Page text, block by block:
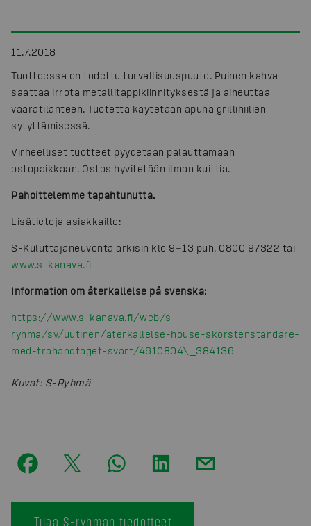
11.7.2018
Tuotteessa on todettu turvallisuuspuute. Puinen kahva
saattaa irrota metallitappikiinnityksestä ja aiheuttaa
vaaratilanteen. Tuotetta käytetään apuna grillihiilien
sytyttämisessä.
Virheelliset tuotteet pyydetään palauttamaan
ostopaikkaan. Ostos hyvitetään ilman kuittia.
Pahoittelemme tapahtunutta.
Lisätietoja asiakkaille:
S-Kuluttajaneuvonta arkisin klo 9−13 puh. 0800 97322 tai
www.s-kanava.fi
Information om återkallelse på svenska:
https://www.s-kanava.fi/web/s-
ryhma/sv/uutinen/aterkallelse-house-skorstenstandare-
med-trahandtaget-svart/4610804\_384136
Kuvat: S-Ryhmä
Tilaa S-ryhmän tiedotteet